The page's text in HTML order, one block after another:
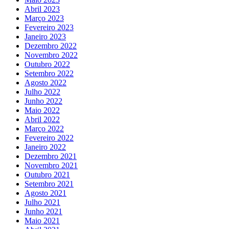
Abril 2023
Março 2023
Fevereiro 2023
Janeiro 2023
Dezembro 2022
Novembro 2022
Outubro 2022
Setembro 2022
Agosto 2022
Julho 2022
Junho 2022
Maio 2022
Abril 2022
Março 2022
Fevereiro 2022
Janeiro 2022
Dezembro 2021
Novembro 2021
Outubro 2021
Setembro 2021
Agosto 2021
Julho 2021
Junho 2021
Maio 2021